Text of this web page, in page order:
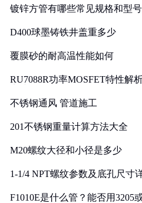
镀锌方管有哪些常见规格和型号
D400球墨铸铁井盖重多少
覆膜砂的耐高温性能如何
RU7088R功率MOSFET特性解
不锈钢通风 管道施工
201不锈钢重量计算方法大全
M20螺纹大径和小径是多少
1-1/4 NPT螺纹参数及底孔尺寸
F1010E是什么管？能否用3205